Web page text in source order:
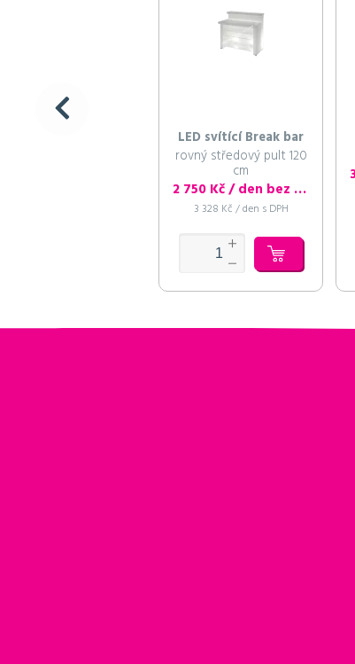
LED svítící Break bar
rovný středový pult 120
cm
2 750 Kč / den bez DPH
3 328 Kč / den s DPH